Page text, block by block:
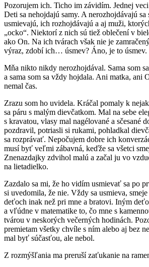
Pozorujem ich. Ticho im závidím. Jednej
Deti sa nehojdajú samy. A nerozhojdávajú sa
usmievajú, ich rozhojdávajú a aj muži,
„ocko“. Niektorí z nich sú tiež oblečení v
ako On. Na ich tvárach však nie je
výraz, zdobí ich… úsmev? Áno, je to úsmev.
Mňa nikto nikdy nerozhojdával. Sama som
a sama som sa vždy hojdala. Ani matka, ani
nemal čas.
Zrazu som ho uvidela. Kráčal pomaly k
sa páru s malým dievčatkom. Mal na sebe
s kravatou, vlasy mal nagélované a sčesané
pozdravil, potriasli si rukami, pohladkal
sa rozprávať. Nepočujem dobre ich
musí byť veľmi zábavná, keďže sa všetci
Znenazdajky zdvihol malú a začal ju vo
na lietadielko.
Zazdalo sa mi, že ho vidím usmievať sa po
si uvedomila, že nie. Vždy sa usmieva,
deťoch inak než pri mne a bratovi. Iným
a vľúdne v matematike to, čo mne s
tvárou v neskorých večerných hodinách.
premietam všetky chvíle s ním alebo aj bez
mal byť súčasťou, ale nebol.
Z rozmýšľania ma preruší zaťukanie na